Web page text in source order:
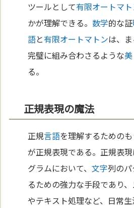
ツールとして有限オートマ
かが理解できる。数学的な証
語と有限オートマトンは、
完璧に組み合わさるような美
る。
正規表現の魔法
正規言語を理解するための
が正規表現である。正規表
グラムにおいて、文字列の
るための強力な手段であり
やテキスト処理など、日常